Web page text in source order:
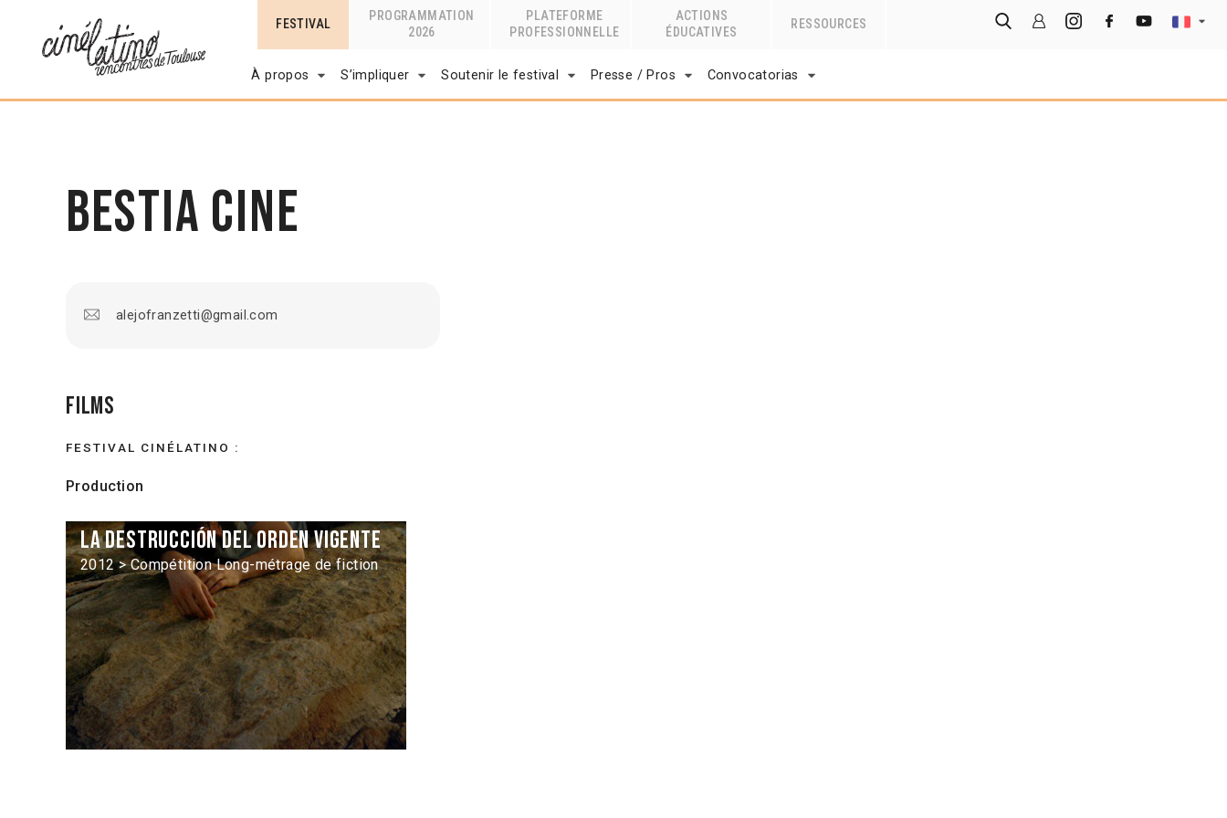
FESTIVAL
PROGRAMMATION
2026
PLATEFORME
PROFESSIONNELLE
ACTIONS
ÉDUCATIVES
RESSOURCES
À propos S’impliquer Soutenir le festival Presse / Pros Convocatorias
Bestia Cine
alejofranzetti@gmail.com
Films
FESTIVAL CINÉLATINO :
Production
La destrucción del orden vigente
2012 > Compétition Long-métrage de fiction